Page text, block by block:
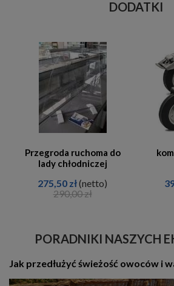
DODATKI
Przegroda ruchoma do
lady chłodniczej
275,50 zł(netto)
290,00 zł
PORADNIKI NASZYCH
Jak przedłużyć świeżość owoców i